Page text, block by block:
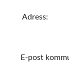
Adress:
E-post